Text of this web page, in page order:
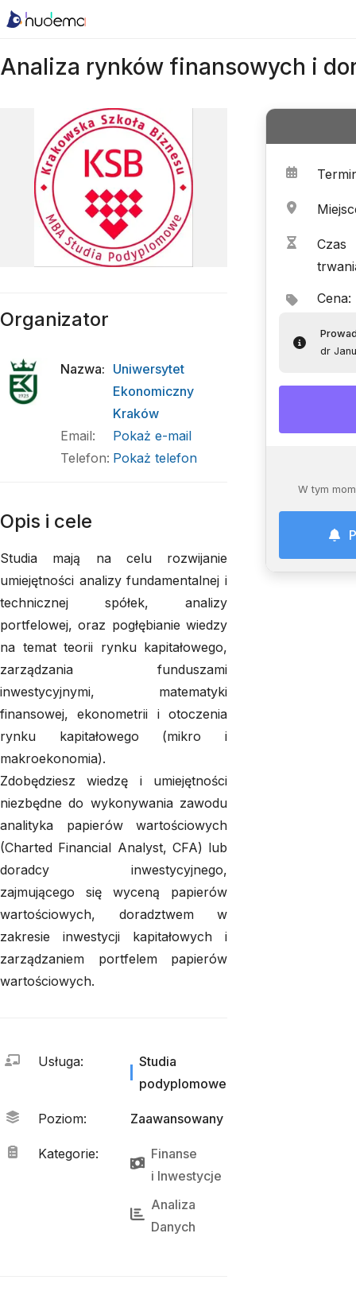
Analiza rynków finansowych i
Czas
Cena:
dr
W tym
Organizator
Nazwa: Uniwersytet
Ekonomiczny
Kraków
Email:
Pokaż e-mail
Telefon: Pokaż telefon
Opis i cele
Studia mają na celu rozwijanie
umiejętności analizy fundamentalnej i
technicznej spółek, analizy
portfelowej, oraz pogłębianie wiedzy
na temat teorii rynku kapitałowego,
zarządzania funduszami
inwestycyjnymi, matematyki
finansowej, ekonometrii i otoczenia
rynku kapitałowego (mikro i
makroekonomia).
Zdobędziesz wiedzę i umiejętności
niezbędne do wykonywania zawodu
analityka papierów wartościowych
(Charted Financial Analyst, CFA) lub
doradcy inwestycyjnego,
zajmującego się wyceną papierów
wartościowych, doradztwem w
zakresie inwestycji kapitałowych i
zarządzaniem portfelem papierów
wartościowych.
Usługa:
Studia
podyplomowe
Poziom: Zaawansowany
Kategorie:
Finanse
i Inwestycje
Analiza
Danych